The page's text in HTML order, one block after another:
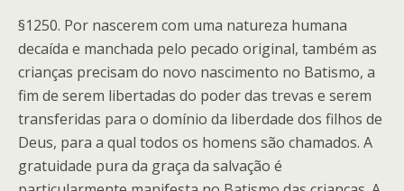
§1250. Por nascerem com uma natureza humana
decaída e manchada pelo pecado original, também as
crianças precisam do novo nascimento no Batismo, a
fim de serem libertadas do poder das trevas e serem
transferidas para o domínio da liberdade dos filhos de
Deus, para a qual todos os homens são chamados. A
gratuidade pura da graça da salvação é